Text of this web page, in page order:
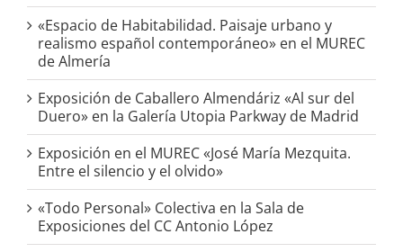
«Espacio de Habitabilidad. Paisaje urbano y
realismo español contemporáneo» en el MUREC
de Almería
Exposición de Caballero Almendáriz «Al sur del
Duero» en la Galería Utopia Parkway de Madrid
Exposición en el MUREC «José María Mezquita.
Entre el silencio y el olvido»
«Todo Personal» Colectiva en la Sala de
Exposiciones del CC Antonio López